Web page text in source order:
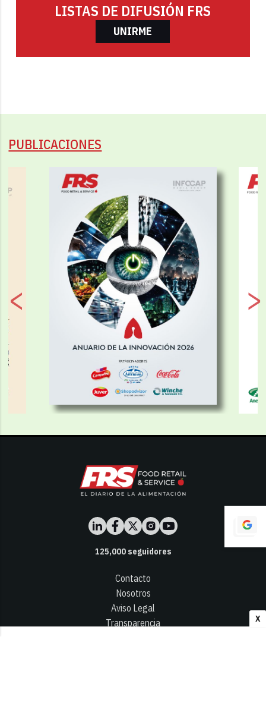
X
LISTAS DE DIFUSIÓN FRS
UNIRME
PUBLICACIONES
125,000seguidores
Contacto
Nosotros
Aviso Legal
Transparencia